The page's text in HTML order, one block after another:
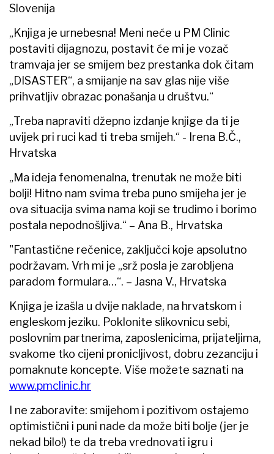
Slovenija
„Knjiga je urnebesna! Meni neće u PM Clinic
postaviti dijagnozu, postavit će mi je vozač
tramvaja jer se smijem bez prestanka dok čitam
„DISASTER“, a smijanje na sav glas nije više
prihvatljiv obrazac ponašanja u društvu.“
„Treba napraviti džepno izdanje knjige da ti je
uvijek pri ruci kad ti treba smijeh.“ - Irena B.Č.,
Hrvatska
„Ma ideja fenomenalna, trenutak ne može biti
bolji! Hitno nam svima treba puno smijeha jer je
ova situacija svima nama koji se trudimo i borimo
postala nepodnošljiva.“ – Ana B., Hrvatska
"Fantastične rečenice, zaključci koje apsolutno
podržavam. Vrh mi je „srž posla je zarobljena
paradom formulara…“. – Jasna V., Hrvatska
Knjiga je izašla u dvije naklade, na hrvatskom i
engleskom jeziku. Poklonite slikovnicu sebi,
poslovnim partnerima, zaposlenicima, prijateljima,
svakome tko cijeni pronicljivost, dobru zezanciju i
pomaknute koncepte. Više možete saznati na
www.pmclinic.hr
I ne zaboravite: smijehom i pozitivom ostajemo
optimistični i puni nade da može biti bolje (jer je
nekad bilo!) te da treba vrednovati igru i